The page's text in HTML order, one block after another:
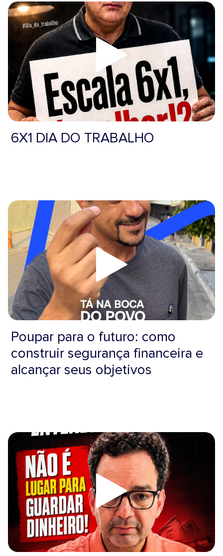
6X1 DIA DO TRABALHO
Poupar para o futuro: como
construir segurança financeira e
alcançar seus objetivos